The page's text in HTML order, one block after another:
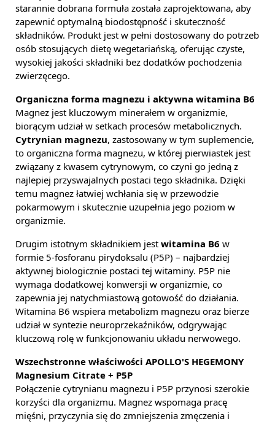
starannie dobrana formuła została zaprojektowana, aby
zapewnić optymalną biodostępność i skuteczność
składników. Produkt jest w pełni dostosowany do potrzeb
osób stosujących dietę wegetariańską, oferując czyste,
wysokiej jakości składniki bez dodatków pochodzenia
zwierzęcego.
Organiczna forma magnezu i aktywna witamina B6
Magnez jest kluczowym minerałem w organizmie,
biorącym udział w setkach procesów metabolicznych.
Cytrynian magnezu, zastosowany w tym suplemencie,
to organiczna forma magnezu, w której pierwiastek jest
związany z kwasem cytrynowym, co czyni go jedną z
najlepiej przyswajalnych postaci tego składnika. Dzięki
temu magnez łatwiej wchłania się w przewodzie
pokarmowym i skutecznie uzupełnia jego poziom w
organizmie.
Drugim istotnym składnikiem jest witamina B6 w
formie 5-fosforanu pirydoksalu (P5P) – najbardziej
aktywnej biologicznie postaci tej witaminy. P5P nie
wymaga dodatkowej konwersji w organizmie, co
zapewnia jej natychmiastową gotowość do działania.
Witamina B6 wspiera metabolizm magnezu oraz bierze
udział w syntezie neuroprzekaźników, odgrywając
kluczową rolę w funkcjonowaniu układu nerwowego.
Wszechstronne właściwości APOLLO'S HEGEMONY
Magnesium Citrate + P5P
Połączenie cytrynianu magnezu i P5P przynosi szerokie
korzyści dla organizmu. Magnez wspomaga pracę
mięśni, przyczynia się do zmniejszenia zmęczenia i